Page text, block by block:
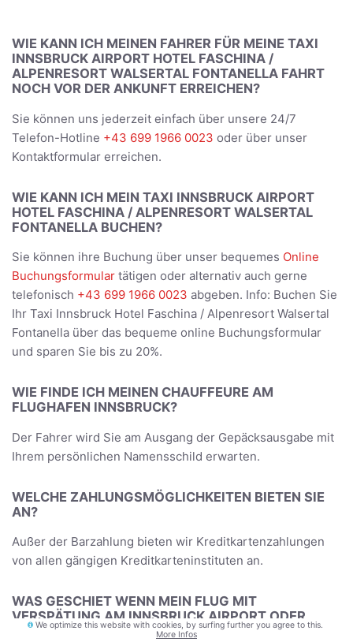
WIE KANN ICH MEINEN FAHRER FÜR MEINE TAXI
INNSBRUCK AIRPORT HOTEL FASCHINA /
ALPENRESORT WALSERTAL FONTANELLA FAHRT
NOCH VOR DER ANKUNFT ERREICHEN?
Sie können uns jederzeit einfach über unsere 24/7
Telefon-Hotline +43 699 1966 0023 oder über unser
Kontaktformular erreichen.
WIE KANN ICH MEIN TAXI INNSBRUCK AIRPORT
HOTEL FASCHINA / ALPENRESORT WALSERTAL
FONTANELLA BUCHEN?
Sie können ihre Buchung über unser bequemes Online
Buchungsformular tätigen oder alternativ auch gerne
telefonisch +43 699 1966 0023 abgeben. Info: Buchen Sie
Ihr Taxi Innsbruck Hotel Faschina / Alpenresort Walsertal
Fontanella über das bequeme online Buchungsformular
und sparen Sie bis zu 20%.
WIE FINDE ICH MEINEN CHAUFFEURE AM
FLUGHAFEN INNSBRUCK?
Der Fahrer wird Sie am Ausgang der Gepäcksausgabe mit
Ihrem persönlichen Namensschild erwarten.
WELCHE ZAHLUNGSMÖGLICHKEITEN BIETEN SIE
AN?
Außer der Barzahlung bieten wir Kreditkartenzahlungen
von allen gängigen Kreditkarteninstituten an.
WAS GESCHIET WENN MEIN FLUG MIT
VERSPÄTUNG AM INNSBRUCK AIRPORT ODER
MÜNCHEN FLUGHAFEN LANDET?
We optimize this website with cookies, by surfing further you agree to this.
More Infos